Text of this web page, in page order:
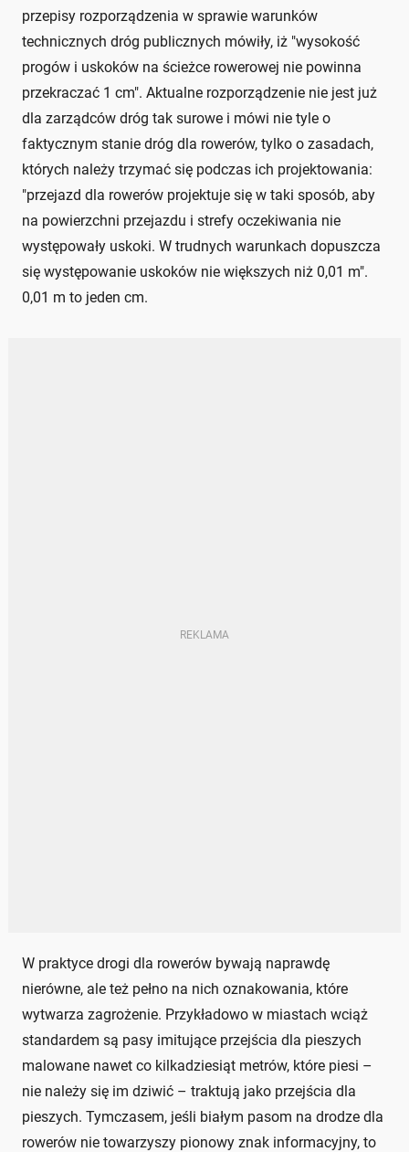
przepisy rozporządzenia w sprawie warunków
technicznych dróg publicznych mówiły, iż "wysokość
progów i uskoków na ścieżce rowerowej nie powinna
przekraczać 1 cm". Aktualne rozporządzenie nie jest już
dla zarządców dróg tak surowe i mówi nie tyle o
faktycznym stanie dróg dla rowerów, tylko o zasadach,
których należy trzymać się podczas ich projektowania:
"przejazd dla rowerów projektuje się w taki sposób, aby
na powierzchni przejazdu i strefy oczekiwania nie
występowały uskoki. W trudnych warunkach dopuszcza
się występowanie uskoków nie większych niż 0,01 m".
0,01 m to jeden cm.
W praktyce drogi dla rowerów bywają naprawdę
nierówne, ale też pełno na nich oznakowania, które
wytwarza zagrożenie. Przykładowo w miastach wciąż
standardem są pasy imitujące przejścia dla pieszych
malowane nawet co kilkadziesiąt metrów, które piesi –
nie należy się im dziwić – traktują jako przejścia dla
pieszych. Tymczasem, jeśli białym pasom na drodze dla
rowerów nie towarzyszy pionowy znak informacyjny, to